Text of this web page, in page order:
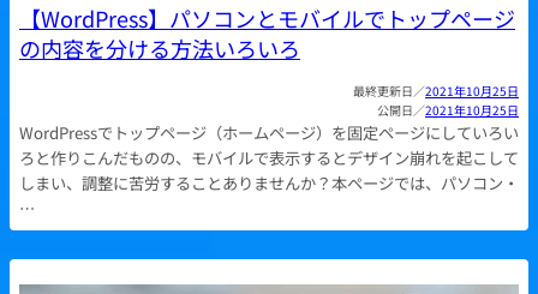
【WordPress】パソコンとモバイルでトップページ
の内容を分ける方法いろいろ
2021年10月25日
2021年10月25日
WordPressでトップページ（ホームページ）を固定ページにしていろい
ろと作りこんだものの、モバイルで表示するとデザイン崩れを起こして
しまい、調整に苦労することありませんか？本ページでは、パソコン・
…